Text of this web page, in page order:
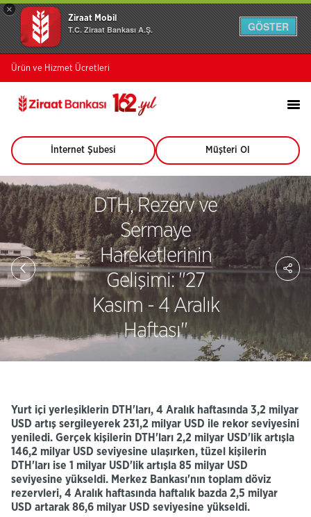
×
Ziraat Mobil
T.C. Ziraat Bankası A.Ş. GÖSTER
Ürün ve Hizmet Ücretleri
İnternet Şubesi
(Bu
sayfa
yeni
pencerede
açılacaktır)
Müşteri Ol
(Bu
sayfa
yeni
pencerede
açılacaktır)
DTH, Rezerv ve
Sermaye
Hareketlerinin
Gelişimi: ''27
Kasım - 4 Aralık
Haftası''
Yurt içi yerleşiklerin DTH'ları, 4 Aralık haftasında 3,2 milyar
USD artış sergileyerek 231,2 milyar USD ile rekor seviyesini
yeniledi. Gerçek kişilerin DTH'ları 2,2 milyar USD'lik artışla
146,2 milyar USD seviyesine ulaşırken, tüzel kişilerin
DTH'ları ise 1 milyar USD'lik artışla 85 milyar USD
seviyesine yükseldi. Merkez Bankası'nın toplam döviz
rezervleri, 4 Aralık haftasında haftalık bazda 2,5 milyar
USD artarak 86,6 milyar USD seviyesine yükseldi.